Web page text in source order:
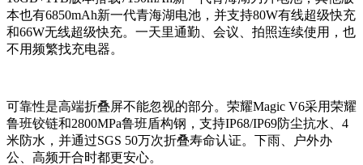
本也有6850mAh新一代青海湖电池，并支持80W有线超级快充
和66W无线超级快充。一天里通勤、会议、拍照连续使用，也
不用频繁找充电器。
可靠性是高端折叠屏不能忽视的部分。荣耀Magic V6采用荣耀
鲁班铰链和2800MPa鲁班盾构钢，支持IP68/IP69防尘抗水、4
米防水，并通过SGS 50万次折叠寿命认证。下雨、户外办
公、高频开合时都更安心。